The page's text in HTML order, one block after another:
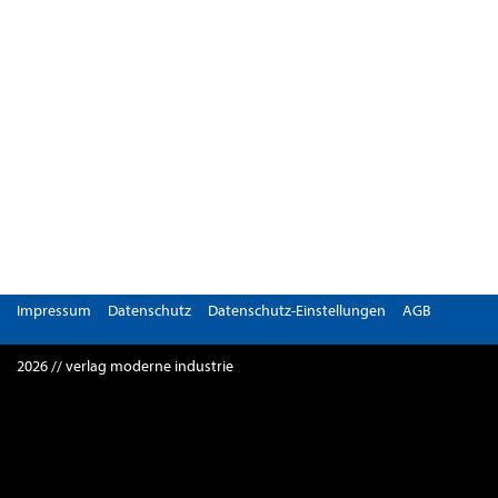
Impressum Datenschutz Datenschutz-Einstellungen AGB
2026 // verlag moderne industrie